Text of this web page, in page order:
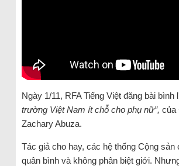
Ngày 1/11, RFA Tiếng Việt đăng bài bình
trường Việt Nam ít chỗ cho phụ nữ”, của
Zachary Abuza.
Tác giả cho hay, các hệ thống Cộng sản
quân bình và không phân biệt giới.